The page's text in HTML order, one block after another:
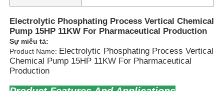
Electrolytic Phosphating Process Vertical Chemical
Pump 15HP 11KW For Pharmaceutical Production
Sự miêu tả:
Product Name: Electrolytic Phosphating Process Vertical
Chemical Pump 15HP 11KW For Pharmaceutical
Production